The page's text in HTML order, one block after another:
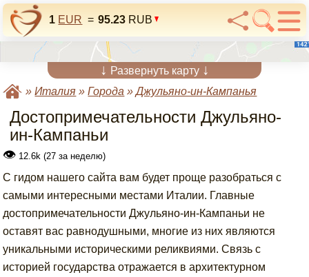
1 EUR = 95.23 RUB
↓ Развернуть карту ↓
»Италия »Города »Джульяно-ин-Кампанья
Достопримечательности Джульяно-
ин-Кампаньи
👁 12.6k (27 за неделю)
С гидом нашего сайта вам будет проще разобраться с
самыми интересными местами Италии. Главные
достопримечательности Джульяно-ин-Кампаньи не
оставят вас равнодушными, многие из них являются
уникальными историческими реликвиями. Связь с
историей государства отражается в архитектурном